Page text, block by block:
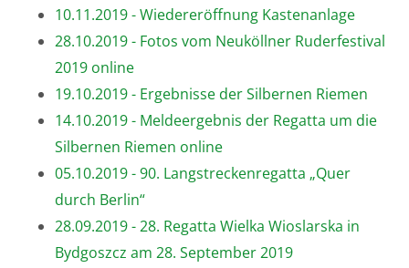
10.11.2019 - Wiedereröffnung Kastenanlage
28.10.2019 - Fotos vom Neuköllner Ruderfestival
2019 online
19.10.2019 - Ergebnisse der Silbernen Riemen
14.10.2019 - Meldeergebnis der Regatta um die
Silbernen Riemen online
05.10.2019 - 90. Langstreckenregatta „Quer
durch Berlin“
28.09.2019 - 28. Regatta Wielka Wioslarska in
Bydgoszcz am 28. September 2019